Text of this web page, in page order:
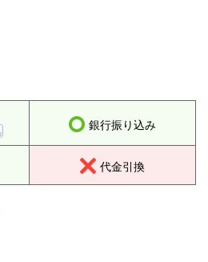
銀行振り込み
代金引換